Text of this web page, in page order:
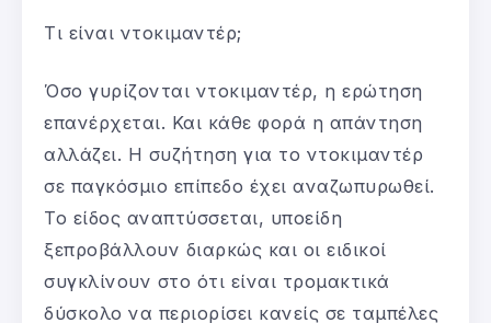
Τι είναι ντοκιμαντέρ;
Όσο γυρίζονται ντοκιμαντέρ, η ερώτηση
επανέρχεται. Και κάθε φορά η απάντηση
αλλάζει. Η συζήτηση για το ντοκιμαντέρ
σε παγκόσμιο επίπεδο έχει αναζωπυρωθεί.
Το είδος αναπτύσσεται, υποείδη
ξεπροβάλλουν διαρκώς και οι ειδικοί
συγκλίνουν στο ότι είναι τρομακτικά
δύσκολο να περιορίσει κανείς σε ταμπέλες